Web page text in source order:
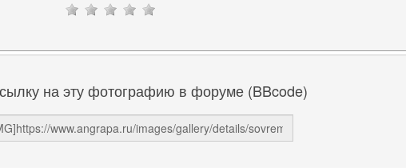
на эту фотографию в форуме (BBcode)